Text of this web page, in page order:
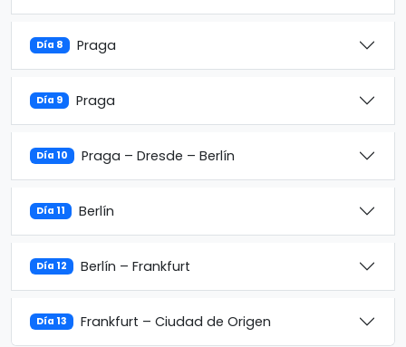
Día 8 Praga
Día 9 Praga
Día 10 Praga – Dresde – Berlín
Día 11 Berlín
Día 12 Berlín – Frankfurt
Día 13 Frankfurt – Ciudad de Origen